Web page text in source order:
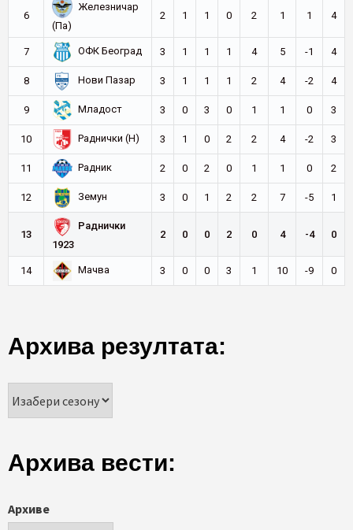
6
Железничар
(Па)
2 1 1 0 2 1 1 4
7 ОФК Београд 3 1 1 1 4 5 -1 4
8 Нови Пазар 3 1 1 1 2 4 -2 4
9 Младост 3 0 3 0 1 1 0 3
10 Раднички (Н) 3 1 0 2 2 4 -2 3
11 Радник 2 0 2 0 1 1 0 2
12 Земун 3 0 1 2 2 7 -5 1
13
Раднички
1923
2 0 0 2 0 4 -4 0
14 Мачва 3 0 0 3 1 10 -9 0
Архива резултата:
Архива вести:
Архиве